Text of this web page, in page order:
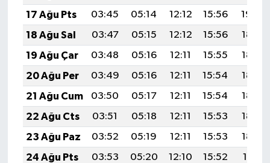
17 Ağu Pts
03:45 05:14 12:12 15:56
19:00
18 Ağu Sal
03:47 05:15 12:12 15:56
18:59
19 Ağu Çar
03:48 05:16 12:11 15:55
18:58
20 Ağu Per
03:49 05:16 12:11 15:54
18:56
21 Ağu Cum
03:50 05:17 12:11 15:54
18:55
22 Ağu Cts
03:51 05:18 12:11 15:53
18:54
23 Ağu Paz
03:52 05:19 12:11 15:53
18:52
24 Ağu Pts
03:53 05:20 12:10 15:52
18:51